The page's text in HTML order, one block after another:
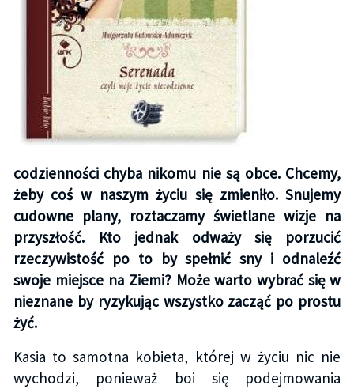
codzienności chyba nikomu nie są obce. Chcemy,
żeby coś w naszym życiu się zmieniło. Snujemy
cudowne plany, roztaczamy świetlane wizje na
przyszłość. Kto jednak odważy się porzucić
rzeczywistość po to by spełnić sny i odnaleźć
swoje miejsce na Ziemi? Może warto wybrać się w
nieznane by ryzykując wszystko zacząć po prostu
żyć.
Kasia to samotna kobieta, której w życiu nic nie
wychodzi, ponieważ boi się podejmowania